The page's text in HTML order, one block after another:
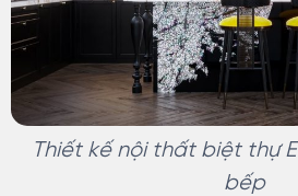
Thiết kế nội thất biệt thự
bếp